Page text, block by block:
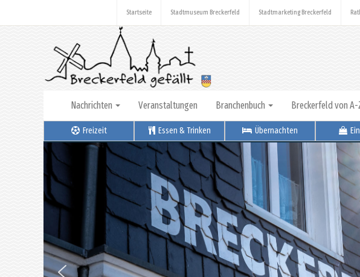
Startseite Stadtmuseum Breckerfeld Stadtmarketing Breckerfeld
Nachrichten Veranstaltungen Branchenbuch Breckerfeld von A-
Freizeit Essen & Trinken Übernachten